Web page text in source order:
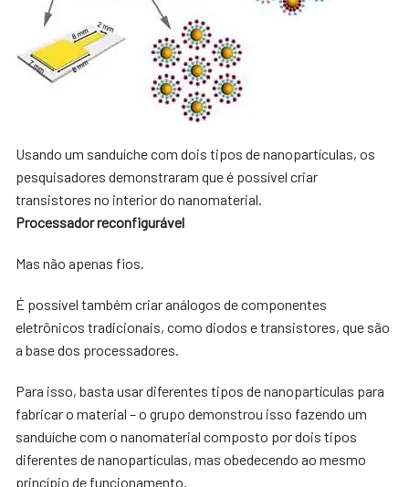
Usando um sanduíche com dois tipos de nanopartículas, os
pesquisadores demonstraram que é possível criar
transistores no interior do nanomaterial.
Processador reconfigurável
Mas não apenas fios.
É possível também criar análogos de componentes
eletrônicos tradicionais, como diodos e transistores, que são
a base dos processadores.
Para isso, basta usar diferentes tipos de nanopartículas para
fabricar o material – o grupo demonstrou isso fazendo um
sanduíche com o nanomaterial composto por dois tipos
diferentes de nanopartículas, mas obedecendo ao mesmo
princípio de funcionamento.